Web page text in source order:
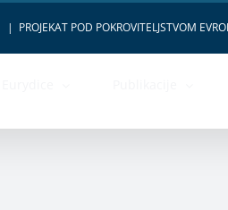
| PROJEKAT POD POKROVITELJSTVOM